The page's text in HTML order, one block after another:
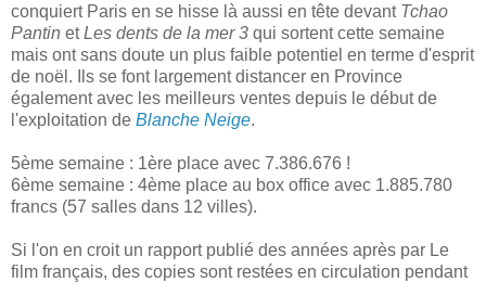
conquiert Paris en se hisse là aussi en tête devant Tchao
Pantin etLes dents de la mer 3 qui sortent cette semaine
mais ont sans doute un plus faible potentiel en terme d'esprit
de noël. Ils se font largement distancer en Province
également avec les meilleurs ventes depuis le début de
l'exploitation de Blanche Neige.
5ème semaine : 1ère place avec 7.386.676 !
6ème semaine : 4ème place au box office avec 1.885.780
francs (57 salles dans 12 villes).
Si l'on en croit un rapport publié des années après par Le
film français, des copies sont restées en circulation pendant